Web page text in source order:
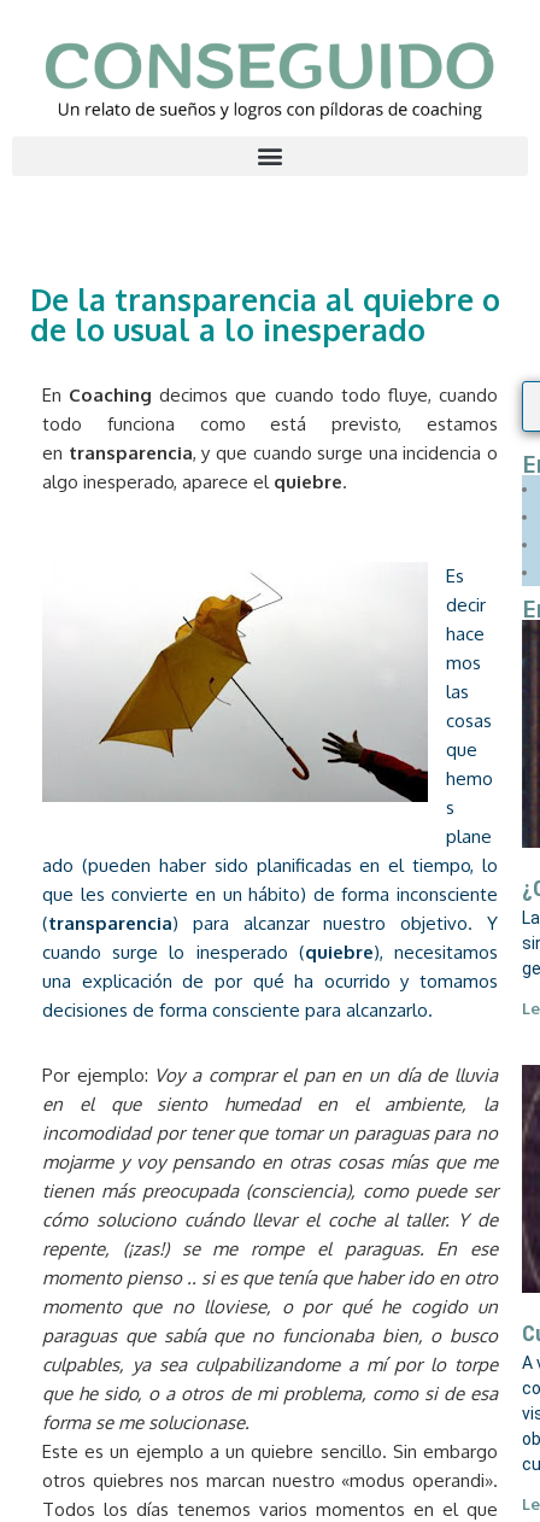
Saltar
contenido
De la transparencia al quiebre o
de lo usual a lo inesperado
En Coachingdecimos que cuando todo fluye, cuando
todo funciona como está previsto, estamos
en transparencia, y que cuando surge una incidencia o
algo inesperado, aparece el quiebre.
Es
decir
hace
mos
las
cosas
que
hemo
s
plane
ado (pueden haber sido planificadas en el tiempo, lo
que les convierte en un hábito) de forma inconsciente
(transparencia) para alcanzar nuestro objetivo. Y
cuando surge lo inesperado (quiebre), necesitamos
una explicación de por qué ha ocurrido y tomamos
decisiones de forma consciente para alcanzarlo.
Por ejemplo: Voy a comprar el pan en un día de lluvia
en el que siento humedad en el ambiente, la
incomodidad por tener que tomar un paraguas para no
mojarme y voy pensando en otras cosas mías que me
tienen más preocupada (consciencia), como puede ser
cómo soluciono cuándo llevar el coche al taller. Y de
repente, (¡zas!) se me rompe el paraguas. En ese
momento pienso .. si es que tenía que haber ido en otro
momento que no lloviese, o por qué he cogido un
paraguas que sabía que no funcionaba bien, o busco
culpables, ya sea culpabilizandome a mí por lo torpe
que he sido, o a otros de mi problema, como si de esa
forma se me solucionase.
Este es un ejemplo a un quiebre sencillo. Sin embargo
otros quiebres nos marcan nuestro «modus operandi».
Todos los días tenemos varios momentos en el que
A